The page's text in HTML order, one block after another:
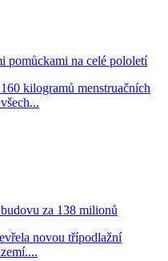
pomůckami na celé pololetí
kilogramů menstruačních
za 138 milionů
novou třípodlažní